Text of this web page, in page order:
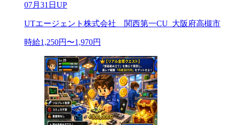
07月31日UP
UTエージェント株式会社 関西第一CU_大阪府高槻市
時給1,250円〜1,970円